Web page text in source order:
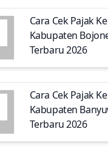
Cara Cek Pajak
Kabupaten
Terbaru 2026
Cara Cek Pajak
Kabupaten
Terbaru 2026